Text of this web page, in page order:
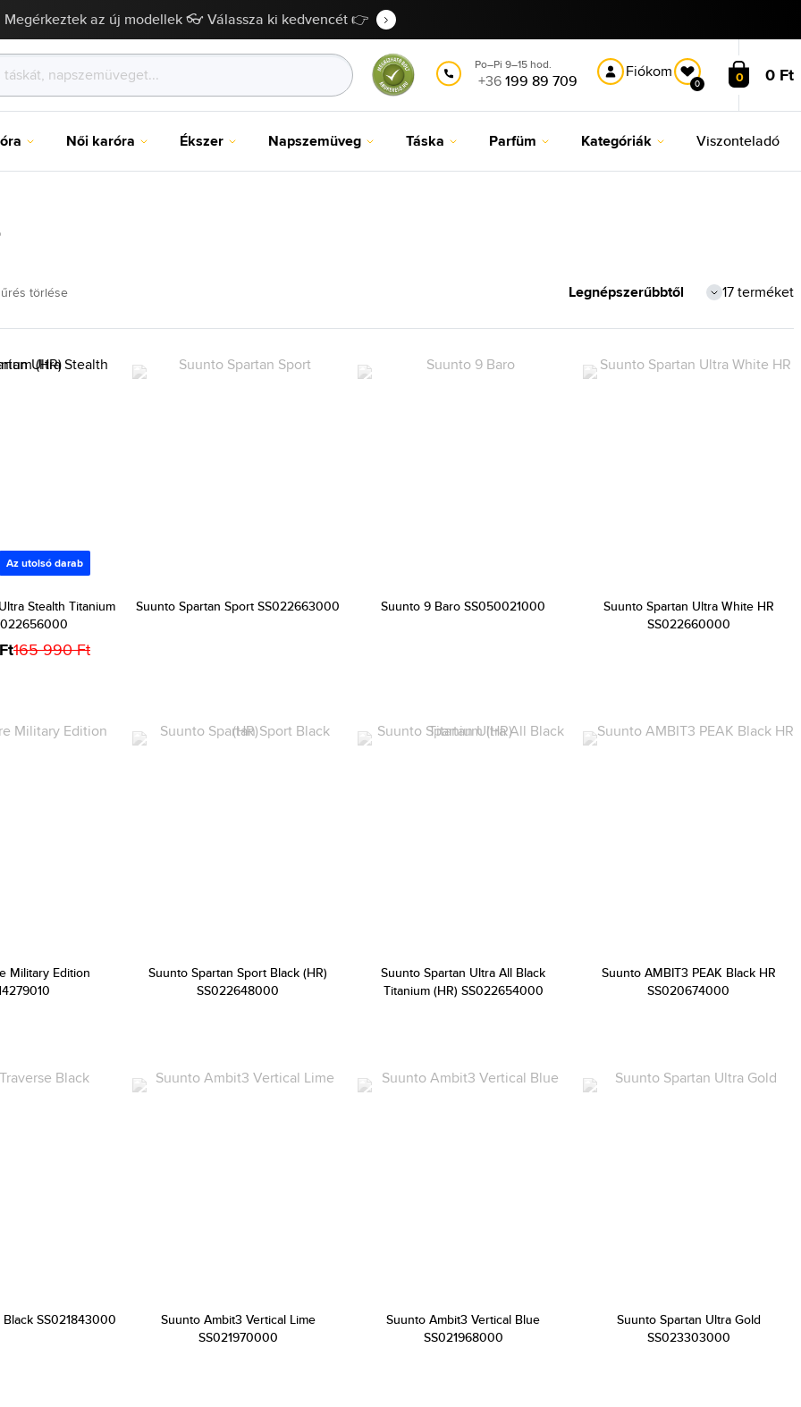
Megérkeztek az új modellek 👓 Válassza ki kedvencét 👉
Po–Pi 9–15 hod.
+36199 89 709 Fiókom
0 0 0 Ft
Női karóra Ékszer Napszemüveg Táska Parfüm Kategóriák Viszonteladó
törlése 17 terméket
Az utolsó darab
Stealth Titanium
165 990 Ft
Suunto Spartan Sport SS022663000 Suunto 9 Baro SS050021000
Suunto Spartan Ultra White HR
SS022660000
Military Edition
Suunto Spartan Sport Black (HR)
SS022648000
Suunto Spartan Ultra All Black
Titanium (HR) SS022654000
Suunto AMBIT3 PEAK Black HR
SS020674000
SS021843000
Suunto Ambit3 Vertical Lime
SS021970000
Suunto Ambit3 Vertical Blue
SS021968000
Suunto Spartan Ultra Gold
SS023303000